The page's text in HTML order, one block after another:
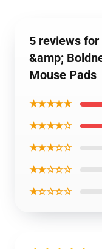
5 reviews
&amp;
Mouse Pads
★★★★★
★★★★☆
★★★☆☆
★★☆☆☆
★☆☆☆☆